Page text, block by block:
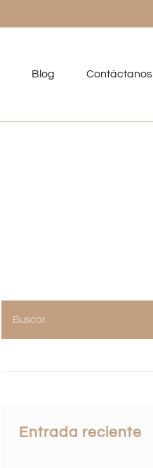
Blog Contáctanos
Entrada reciente